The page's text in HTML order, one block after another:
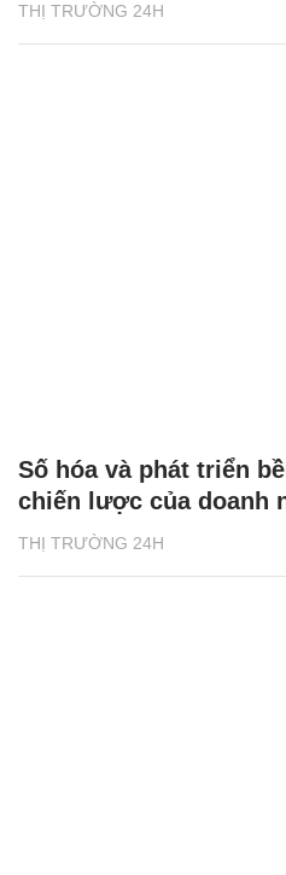
THỊ TRƯỜNG 24H
THỊ TRƯỜNG 24H
Số hóa và phát triển
chiến lược của doanh